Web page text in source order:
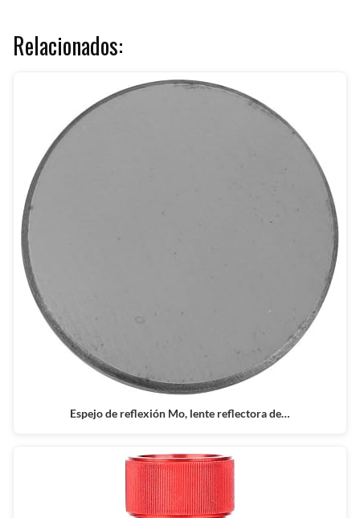
Relacionados:
Espejo de reflexión Mo, lente reflectora de…